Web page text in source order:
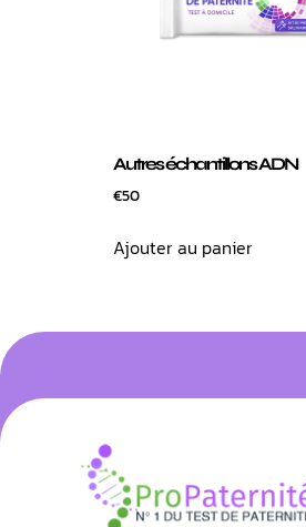
Autres échantillons ADN
€50
Ajouter au panier